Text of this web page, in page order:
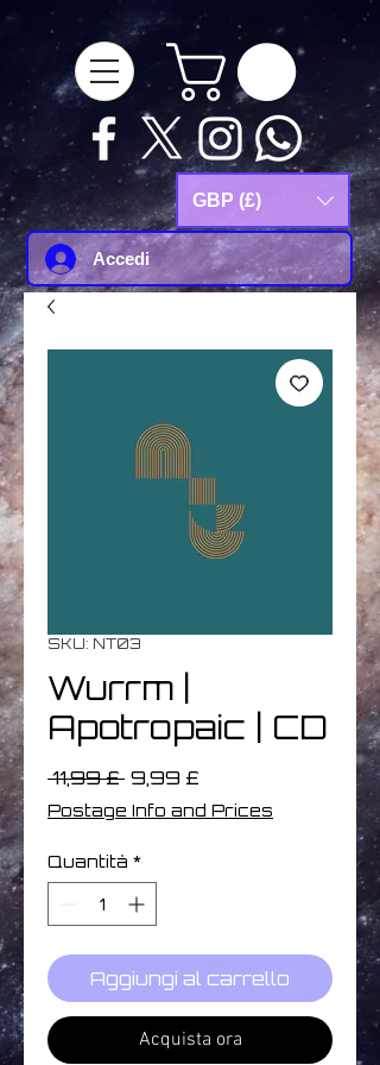
verification=Js9RvVdUtv_0G8HdwWtoaYqWQgeJGSf5KM-Husce4Co
GBP (£)
Accedi
SKU: NT03
Wurrm |
Apotropaic | CD
11,99 £ Prezzo
regolare
9,99 £
scontato
Postage Info and Prices
Quantità *
Aggiungi al carrello
Acquista ora